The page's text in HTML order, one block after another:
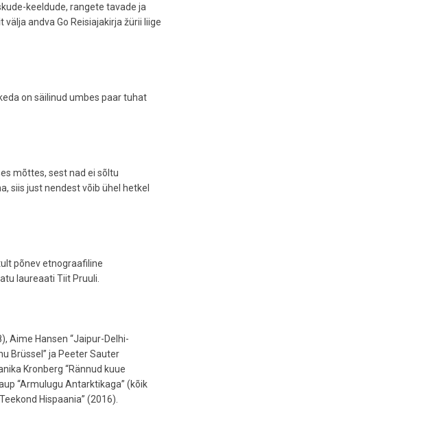
keeldude, rangete tavade ja
andva Go Reisiajakirja žürii liige
on säilinud umbes paar tuhat
mõttes, sest nad ei sõltu
siis just nendest võib ühel hetkel
põnev etnograafiline
laureaati Tiit Pruuli.
Aime Hansen “Jaipur-Delhi-
Brüssel” ja Peeter Sauter
Kronberg “Rännud kuue
“Armulugu Antarktikaga” (kõik
Hispaania” (2016).